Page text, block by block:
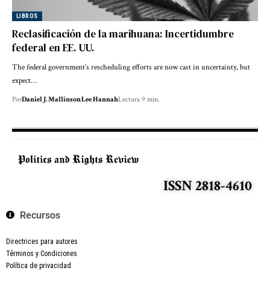
LIBROS
Reclasificación de la marihuana: Incertidumbre
federal en EE. UU.
The federal government’s rescheduling efforts are now cast in uncertainty, but
expect…
PorDaniel J. MallinsonLee HannahLectura 9 min.
ISSN 2818-4610
Recursos
Directrices para autores
Términos y Condiciones
Política de privacidad